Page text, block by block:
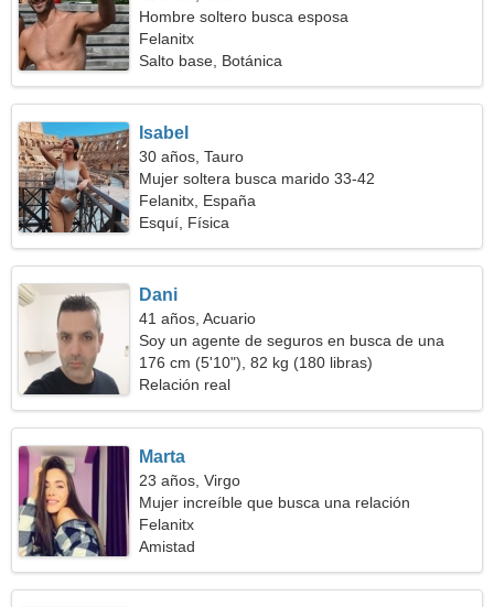
Hombre soltero busca esposa
Felanitx
Salto base, Botánica
Isabel
30 años, Tauro
Mujer soltera busca marido 33-42
Felanitx, España
Esquí, Física
Dani
41 años, Acuario
Soy un agente de seguros en busca de una
mujer hermosa
176 cm (5'10"), 82 kg (180 libras)
Relación real
Marta
23 años, Virgo
Mujer increíble que busca una relación
apasionada
Felanitx
Amistad